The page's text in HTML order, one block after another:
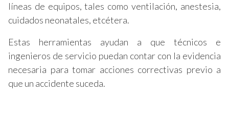
líneas de equipos, tales como ventilación, anestesia,
cuidados neonatales, etcétera.
Estas herramientas ayudan a que técnicos e
ingenieros de servicio puedan contar con la evidencia
necesaria para tomar acciones correctivas previo a
que un accidente suceda.